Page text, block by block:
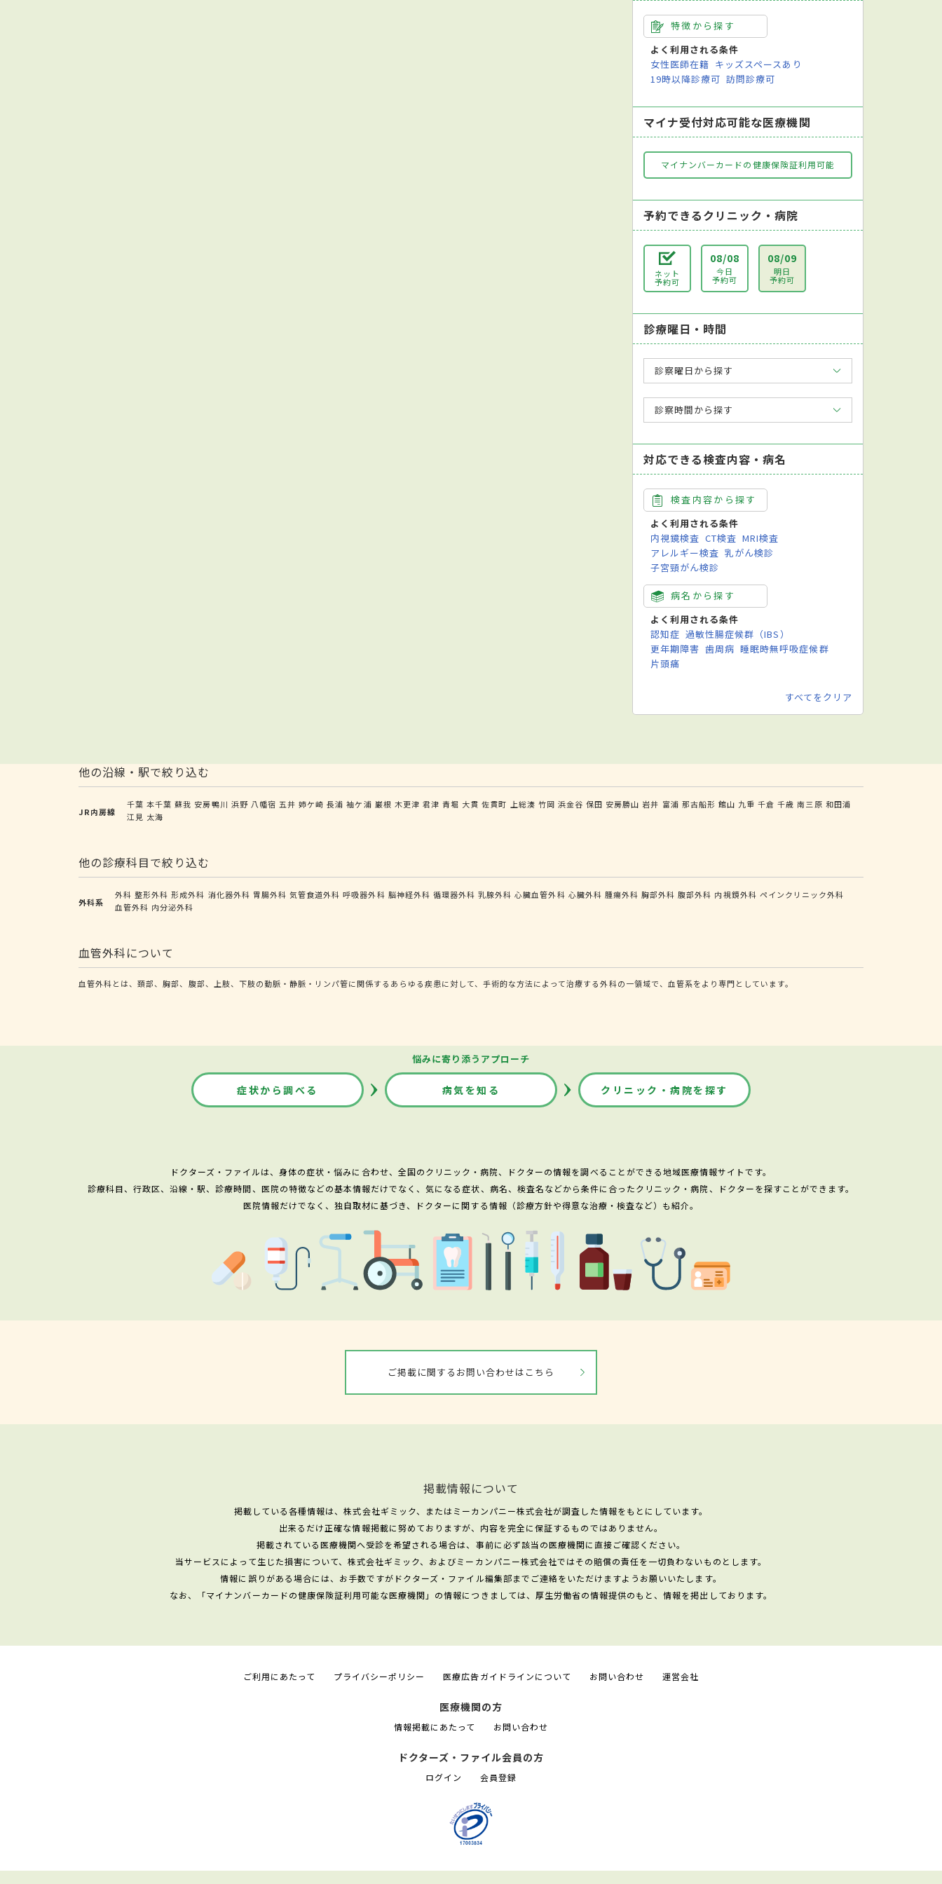
特徴から探す
よく利用される条件
女性医師在籍 キッズスペースあり
19時以降診療可 訪問診療可
マイナ受付対応可能な医療機関
マイナンバーカードの健康保険証利用可能
予約できるクリニック・病院
ネット
予約可
08/08
今日
予約可
08/09
明日
予約可
診療曜日・時間
診察曜日から探す
診察時間から探す
対応できる検査内容・病名
検査内容から探す
よく利用される条件
内視鏡検査 CT検査 MRI検査
アレルギー検査 乳がん検診
子宮頸がん検診
病名から探す
よく利用される条件
認知症 過敏性腸症候群（IBS）
更年期障害 歯周病 睡眠時無呼吸症候群
片頭痛
すべてをクリア
他の沿線・駅で絞り込む
JR内房線
千葉 本千葉 蘇我 安房鴨川 浜野 八幡宿 五井 姉ケ崎 長浦 袖ケ浦 巌根 木更津 君津 青堀 大貫 佐貫町 上総湊 竹岡 浜金谷 保田 安房勝山 岩井 富浦 那古船形 館山 九重 千倉 千歳 南三原 和田浦
江見 太海
他の診療科目で絞り込む
外科系
外科 整形外科 形成外科 消化器外科 胃腸外科 気管食道外科 呼吸器外科 脳神経外科 循環器外科 乳腺外科 心臓血管外科 心臓外科 腫瘍外科 胸部外科 腹部外科 内視鏡外科 ペインクリニック外科
血管外科 内分泌外科
血管外科について
血管外科とは、頚部、胸部、腹部、上肢、下肢の動脈・静脈・リンパ管に関係するあらゆる疾患に対して、手術的な方法によって治療する外科の一領域で、血管系をより専門としています。
悩みに寄り添うアプローチ
症状から調べる 病気を知る クリニック・病院を探す
ドクターズ・ファイルは、身体の症状・悩みに合わせ、全国のクリニック・病院、ドクターの情報を調べることができる地域医療情報サイトです。
診療科目、行政区、沿線・駅、診療時間、医院の特徴などの基本情報だけでなく、気になる症状、病名、検査名などから条件に合ったクリニック・病院、ドクターを探すことができます。
医院情報だけでなく、独自取材に基づき、ドクターに関する情報（診療方針や得意な治療・検査など）も紹介。
ご掲載に関するお問い合わせはこちら
掲載情報について
掲載している各種情報は、株式会社ギミック、またはミーカンパニー株式会社が調査した情報をもとにしています。
出来るだけ正確な情報掲載に努めておりますが、内容を完全に保証するものではありません。
掲載されている医療機関へ受診を希望される場合は、事前に必ず該当の医療機関に直接ご確認ください。
当サービスによって生じた損害について、株式会社ギミック、およびミーカンパニー株式会社ではその賠償の責任を一切負わないものとします。
情報に誤りがある場合には、お手数ですがドクターズ・ファイル編集部までご連絡をいただけますようお願いいたします。
なお、「マイナンバーカードの健康保険証利用可能な医療機関」の情報につきましては、厚生労働省の情報提供のもと、情報を掲出しております。
ご利用にあたって プライバシーポリシー 医療広告ガイドラインについて お問い合わせ 運営会社
医療機関の方
情報掲載にあたって お問い合わせ
ドクターズ・ファイル会員の方
ログイン 会員登録